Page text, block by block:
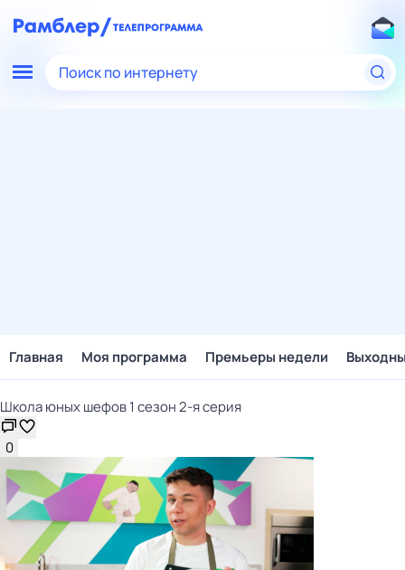
Поиск по интернету
Главная Моя программа Премьеры недели
Школа юных шефов 1 сезон 2-я серия
0